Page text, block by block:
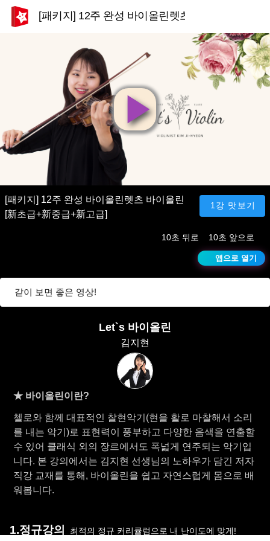
[패키지] 12주 완성 바이올린렛츠 바이올린 [新초
영
상
재
생
[패키지] 12주 완성 바이올린렛츠 바이올린
[新초급+新중급+新고급]
1강 맛보기
10초 뒤로 10초 앞으로
앱으로 열기
같이 보면 좋은 영상!
Let`s 바이올린
김지현
★ 바이올린이란?
첼로와 함께 대표적인 찰현악기(현을 활로 마찰해서 소리
를 내는 악기)로 표현력이 풍부하고 다양한 음색을 연출할
수 있어 클래식 외의 장르에서도 폭넓게 연주되는 악기입
니다. 본 강의에서는 김지현 선생님의 노하우가 담긴 저자
직강 교재를 통해, 바이올린을 쉽고 자연스럽게 몸으로 배
워봅니다.
1.정규강의 최적의 정규 커리큘럼으로 내 난이도에 맞게!